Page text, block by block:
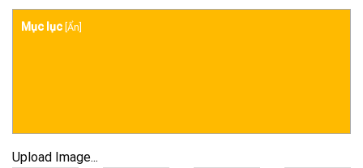
Mục lục Ẩn
Upload Image...